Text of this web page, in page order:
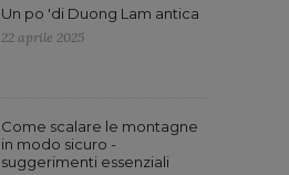
Un po 'di Duong Lam antica
22 aprile 2025
Come scalare le montagne
in modo sicuro -
suggerimenti essenziali